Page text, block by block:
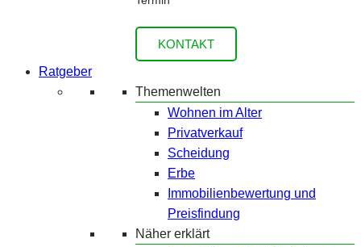
KONTAKT
Ratgeber
Themenwelten
Wohnen im Alter
Privatverkauf
Scheidung
Erbe
Immobilienbewertung und
Preisfindung
Näher erklärt